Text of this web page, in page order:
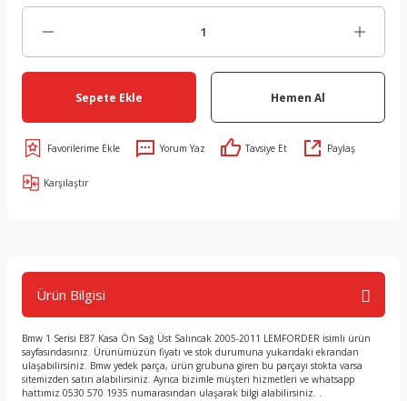
Sepete Ekle Hemen Al
Yorum Yaz Tavsiye Et Paylaş
Karşılaştır
Ürün Bilgisi
Bmw 1 Serisi E87 Kasa Ön Sağ Üst Salıncak 2005-2011 LEMFORDER isimli ürün
sayfasındasınız. Ürünümüzün fiyatı ve stok durumuna yukarıdaki ekrandan
ulaşabilirsiniz. Bmw yedek parça, ürün grubuna giren bu parçayı stokta varsa
sitemizden satın alabilirsiniz. Ayrıca bizimle müşteri hizmetleri ve whatsapp
hattımız 0530 570 1935 numarasından ulaşarak bilgi alabilirsiniz. .